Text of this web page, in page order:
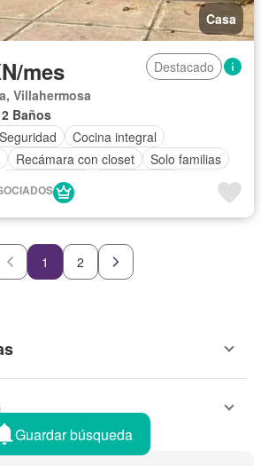
Casa
mes
Destacado
Villahermosa
2 Baños
Seguridad
Cocina integral
Recámara con closet
Solo familias
Permite niños
1 2
Guardar búsqueda